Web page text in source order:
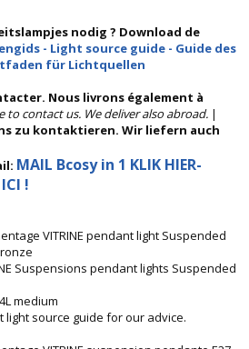
nodig ? Download de
- Light source guide - Guide des
für Lichtquellen
Nous livrons également à
to contact us. We deliver also abroad. |
zu kontaktieren. Wir liefern auch
MAIL Bcosy in 1 KLIK HIER-
!
VITRINE pendant light Suspended
Suspensions pendant lights Suspended
medium
light source guide for our advice.